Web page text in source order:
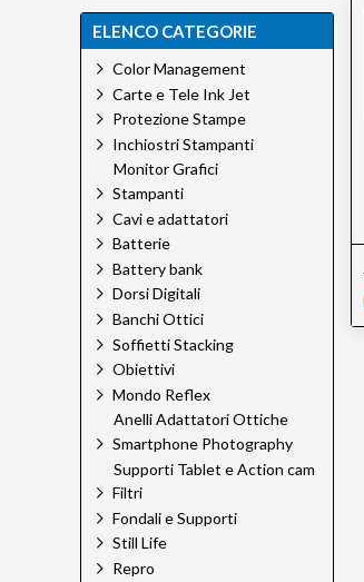
Canson Infinity
Carpetlight
Cobraunion
Desview
Dinkum
EFI
Eizo
Epson
Epson Ink
Foldit
Godox
Green Clean
H&Y Filtri
Hahnemuhle
Hedler
Hoya
HPRC
Ilford
Jinbei
Jupio
Just
Kaiser
ELENCO CATEGORIE
Color Management
Carte e Tele Ink Jet
Protezione Stampe
Inchiostri Stampanti
Monitor Grafici
Stampanti
Cavi e adattatori
Batterie
Battery bank
Dorsi Digitali
Banchi Ottici
Soffietti Stacking
Obiettivi
Mondo Reflex
Anelli Adattatori Ottiche
Smartphone Photography
Supporti Tablet e Action cam
Filtri
Fondali e Supporti
Still Life
Repro